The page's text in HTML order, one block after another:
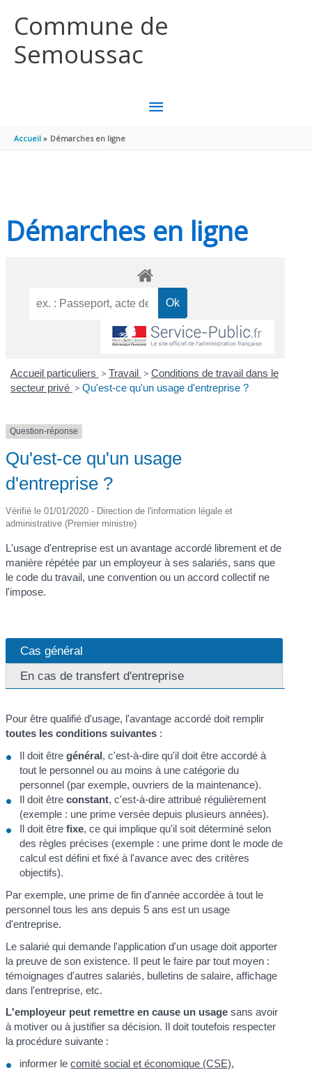
Commune de
Semoussac
MENU
Accueil Démarches en ligne
Démarches en ligne
Accueil particuliers > Travail > Conditions de travail dans le
secteur privé > Qu'est-ce qu'un usage d'entreprise ?
Question-réponse
Qu'est-ce qu'un usage
d'entreprise ?
Vérifié le 01/01/2020 - Direction de l'information légale et
administrative (Premier ministre)
L'usage d'entreprise est un avantage accordé librement et de
manière répétée par un employeur à ses salariés, sans que
le code du travail, une convention ou un accord collectif ne
l'impose.
Cas général
En cas de transfert d'entreprise
Pour être qualifié d'usage, l'avantage accordé doit remplir
toutes les conditions suivantes :
Il doit êtregénéral, c'est-à-dire qu'il doit être accordé à
tout le personnel ou au moins à une catégorie du
personnel (par exemple, ouvriers de la maintenance).
Il doit êtreconstant, c'est-à-dire attribué régulièrement
(exemple : une prime versée depuis plusieurs années).
Il doit êtrefixe, ce qui implique qu'il soit déterminé selon
des règles précises (exemple : une prime dont le mode de
calcul est défini et fixé à l'avance avec des critères
objectifs).
Par exemple, une prime de fin d'année accordée à tout le
personnel tous les ans depuis 5 ans est un usage
d'entreprise.
Le salarié qui demande l'application d'un usage doit apporter
la preuve de son existence. Il peut le faire par tout moyen :
témoignages d'autres salariés, bulletins de salaire, affichage
dans l'entreprise, etc.
L'employeur peut remettre en cause un usage sans avoir
à motiver ou à justifier sa décision. Il doit toutefois respecter
la procédure suivante :
informer lecomité social et économique (CSE),